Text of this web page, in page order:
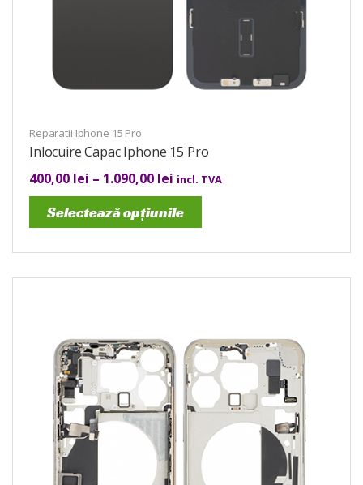
Reparatii Iphone 15 Pro
Inlocuire Capac Iphone 15 Pro
400,00 lei – 1.090,00 lei incl. TVA
Selectează opțiunile